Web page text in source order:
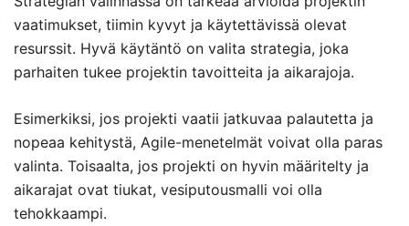
vaatimukset, tiimin kyvyt ja käytettävissä olevat
resurssit. Hyvä käytäntö on valita strategia, joka
parhaiten tukee projektin tavoitteita ja aikarajoja.
Esimerkiksi, jos projekti vaatii jatkuvaa palautetta ja
nopeaa kehitystä, Agile-menetelmät voivat olla paras
valinta. Toisaalta, jos projekti on hyvin määritelty ja
aikarajat ovat tiukat, vesiputousmalli voi olla
tehokkaampi.